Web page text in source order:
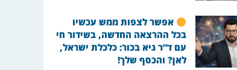
אפשר לצפות ממש עכשיו
בכל ההרצאה החדשה, בשידור חי
עם ד”ר גיא בכור: כלכלת ישראל,
לאן? והכסף שלך!